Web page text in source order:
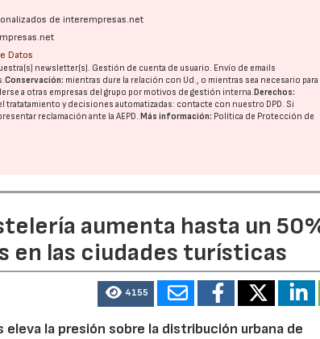
de interempresas.net
Datos
newsletter(s). Gestión de cuenta de usuario. Envío de emails
Conservación: mientras dure la relación con Ud., o mientras sea necesario para
a otras empresas del grupo por motivos de gestión interna.Derechos:
y decisiones automatizadas: contacte con nuestro DPD. Si
reclamación ante laAEPD.Más información: Política de Protección de
aumenta hasta un
en las ciudades turísticas
4155
la presión sobre la distribución urbana de